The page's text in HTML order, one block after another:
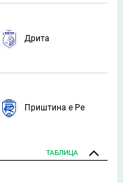
Дрита
Приштина е Ре
ТАБЛИЦА